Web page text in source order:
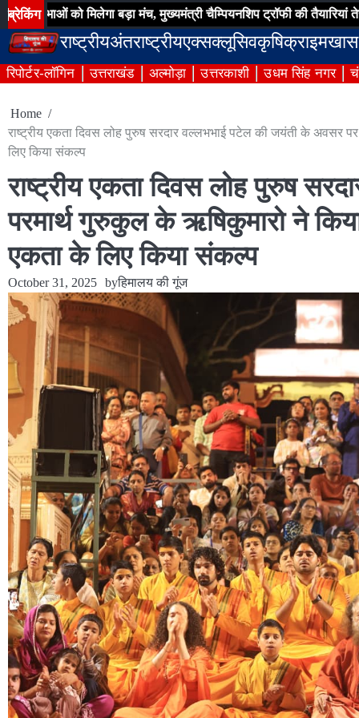
Skip
to
content
ब्रेकिंग
मिलेगा बड़ा मंच, मुख्यमंत्री चैम्पियनशिप ट्रॉफी की तैयारियां तेज
राष्ट्रीयअंतराष्ट्रीयएक्सक्लूसिवकृषिक्राइम
रिपोर्टर-लॉगिन उत्तराखंड अल्मोड़ा उत्तरकाशी उधम सिंह नगर
Home
राष्ट्रीय एकता दिवस लोह पुरुष सरदार वल्लभभाई पटेल की जयंती के अवसर
लिए किया संकल्प
राष्ट्रीय एकता दिवस लोह पुरुष
परमार्थ गुरुकुल के ऋषिकुमारो ने
एकता के लिए किया संकल्प
October 31, 2025 byहिमालय की गूंज